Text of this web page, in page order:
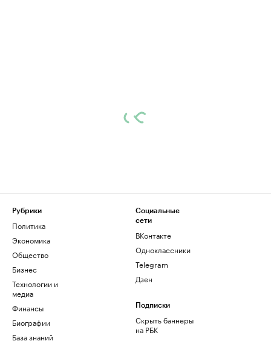
Рубрики
Политика
Экономика
Общество
Бизнес
Технологии и
медиа
Финансы
Биографии
База знаний
Социальные
сети
ВКонтакте
Одноклассники
Telegram
Дзен
Подписки
Скрыть баннеры
на РБК